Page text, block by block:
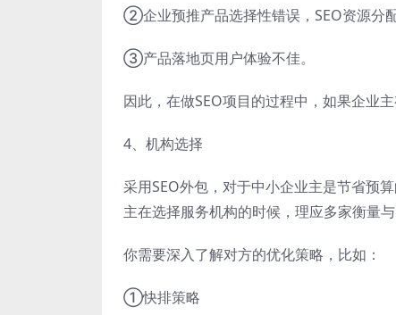
②企业预推产品选择性错误，SEO资源分配
③产品落地页用户体验不佳。
因此，在做SEO项目的过程中，如果企业
4、机构选择
采用SEO外包，对于中小企业主是节省预
主在选择服务机构的时候，理应多家衡量与
你需要深入了解对方的优化策略，比如：
①快排策略